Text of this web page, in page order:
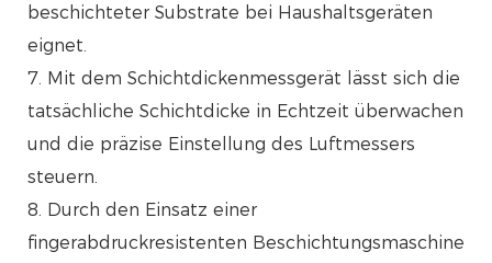
beschichteter Substrate bei Haushaltsgeräten
eignet.
7. Mit dem Schichtdickenmessgerät lässt sich die
tatsächliche Schichtdicke in Echtzeit überwachen
und die präzise Einstellung des Luftmessers
steuern.
8. Durch den Einsatz einer
fingerabdruckresistenten Beschichtungsmaschine